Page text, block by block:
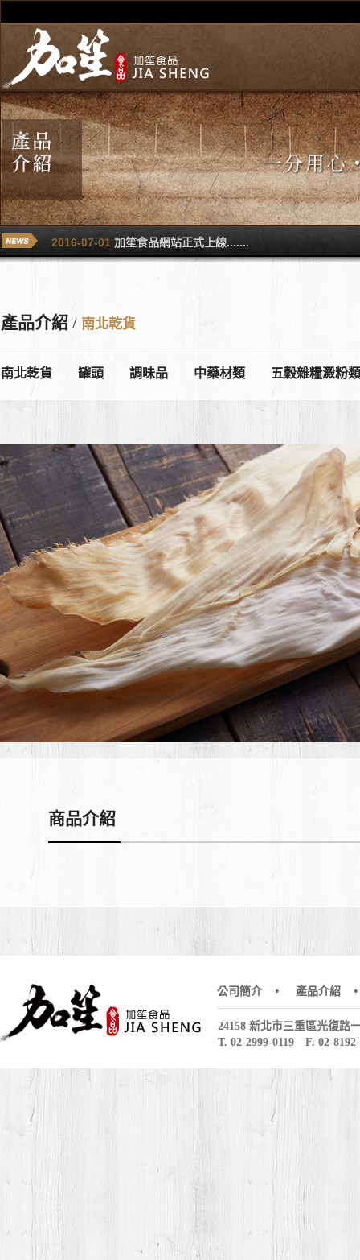
2018-02-16加笙食品祝大家新年快樂........
2016-07-01 加笙食品網站正式上線.......
2018-02-16加笙食品祝大家新年快樂........
加笙食品網站正式上線.......
產品介紹 / 南北乾貨
南北乾貨 罐頭 調味品 中藥材類 五穀雜糧澱粉類
商品介紹
公司簡介• 產品介紹
24158 新北市三重區光復路
T. 02-2999-0119 F. 02-